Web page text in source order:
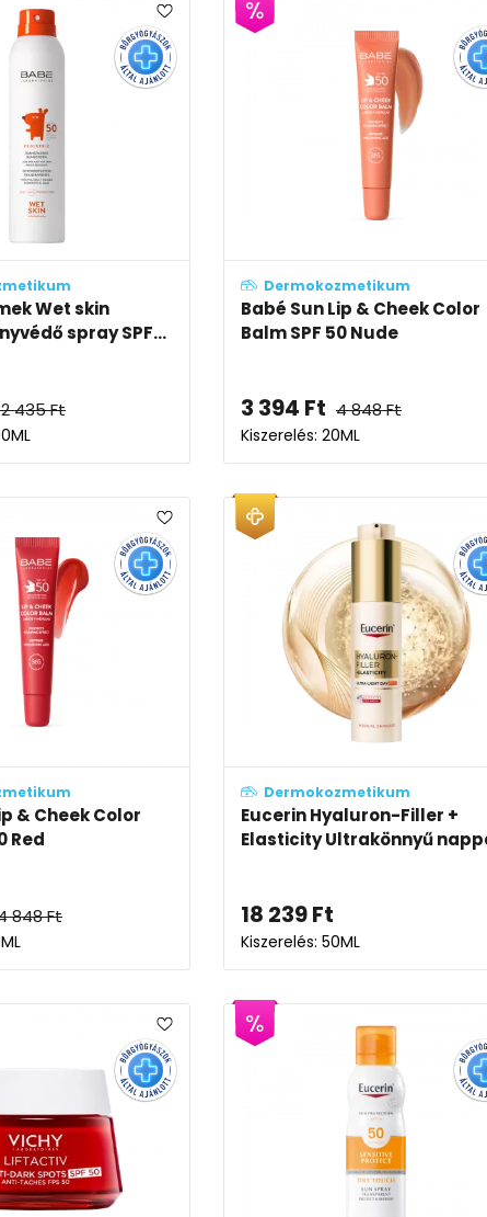
Wet skin
spray SPF...
435Ft
Dermokozmetikum
Babé Sun Lip & Cheek Color
Balm SPF 50 Nude
3 394 Ft 4 848Ft
Kiszerelés: 20ML
& Cheek Color
Red
848Ft
Dermokozmetikum
Eucerin Hyaluron-Filler +
Elasticity Ultrakönnyű
18 239Ft
Kiszerelés: 50ML